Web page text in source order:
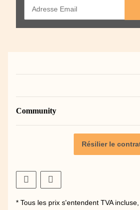
Community
Résilier le
* Tous les prix s'entendent TVA incluse,